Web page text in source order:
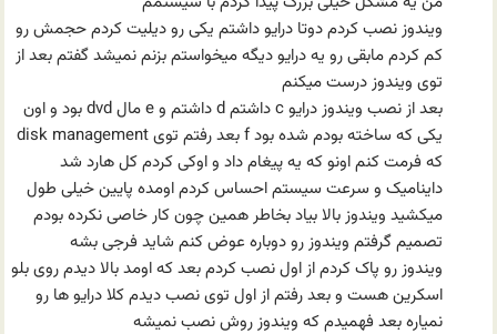
ویندوز نصب کردم دوتا درایو داشتم یکی رو دیلیت کردم حجمش رو
کم کردم مابقی رو یه درایو دیگه میخواستم بزنم نمیشد گفتم بعد از
توی ویندوز درست میکنم
بعد از نصب ویندوز درایو c داشتم d داشتم و e مال dvd بود و اون
یکی که ساخته بودم شده بود f بعد رفتم توی disk management
که فرمت کنم اونو که یه پیغام داد و اوکی کردم کل هارد شد
داینامیک و سرعت سیستم احساس کردم اومده پایین خیلی طول
میکشید ویندوز بالا بیاد بخاطر همین چون کار خاصی نکرده بودم
تصمیم گرفتم ویندوز رو دوباره عوض کنم شاید فرجی بشه
ویندوز رو پاک کردم از اول نصب کردم بعد که اومد بالا دیدم روی بلو
اسکرین هست و بعد رفتم از اول توی نصب دیدم کلا درایو ها رو
نمیاره بعد فهمیدم که ویندوز روش نصب نمیشه